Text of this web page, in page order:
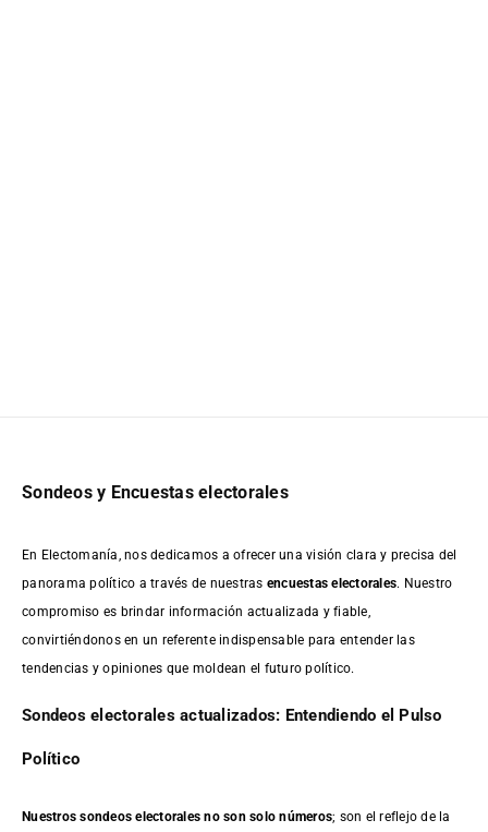
Sondeos y Encuestas electorales
En Electomanía, nos dedicamos a ofrecer una visión clara y precisa del
panorama político a través de nuestras encuestas electorales. Nuestro
compromiso es brindar información actualizada y fiable,
convirtiéndonos en un referente indispensable para entender las
tendencias y opiniones que moldean el futuro político.
Sondeos electorales actualizados: Entendiendo el Pulso
Político
Nuestros sondeos electorales no son solo números; son el reflejo de la